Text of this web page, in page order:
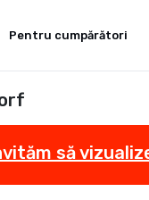
Pentru cumpărători
să